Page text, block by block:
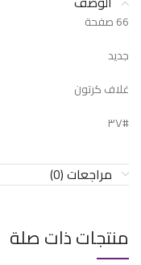
66 صفحة
جديد
غلاف كرتون
#٣٧
مراجعات (0)
منتجات ذات صلة